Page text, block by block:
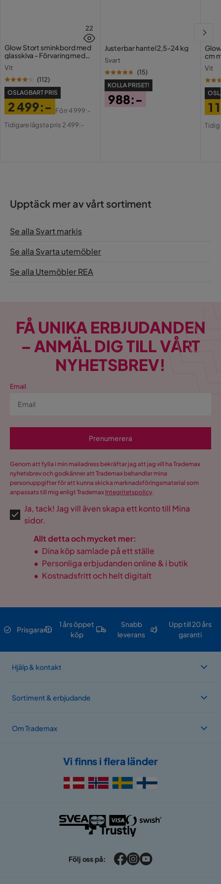
22
Glow Stort sminkbord med
glasskiva - Förvaring med
Vit
(112)
OSLAGBART PRIS
Pris
2 499:-
Original
Förr4 999:-
Tidigare lägsta pris 2 499:-
Justerbar hantel 2,5-24 kg
Svart
(15)
KOLLA PRISET!
988:-
cm
Vit
1
Upptäck mer av vårt sortiment
Se alla Svart markis
Se alla Svarta utemöbler
Se alla Utemöbler REA
FÅ UNIKA ERBJUDANDEN
– ANMÄL DIG TILL VÅRT
NYHETSBREV!
Email
Prenumerera
Genom att fylla i min mailadress bekräftar jag att jag vill ha Trademax
nyhetsbrev och godkänner att Trademax behandlar mina
personuppgifter för att kunna skicka marknadsföringsmaterial som
anpassats till mig enligt Trademax Integritetspolicy.
Ja, tack! Jag vill även skapa ett konto till Mina
sidor.
Allt detta och mycket mer:
• Dina köp samlade på ett ställe
• Personliga erbjudanden online & i butik
• Kostnadsfritt och helt digitalt
Prisgaranti
1 års öppet
köp
Snabb
leverans
Upp till 20 års
garanti
Hjälp & kontakt
Sortiment & erbjudande
Om Trademax
Vi finns i flera länder
Följ oss på: